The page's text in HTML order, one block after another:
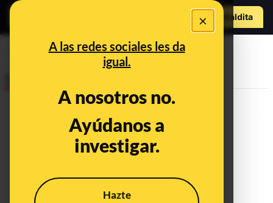
×
A las redes sociales les da
igual.
A nosotros no.
Ayúdanos a
investigar.
Hazte
Hazte Maldita